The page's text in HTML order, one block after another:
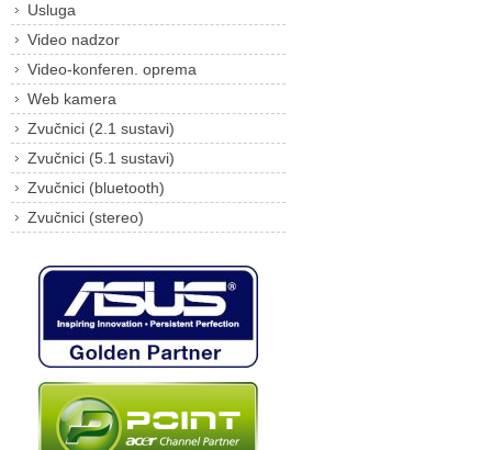
Usluga
Video nadzor
Video-konferen. oprema
Web kamera
Zvučnici (2.1 sustavi)
Zvučnici (5.1 sustavi)
Zvučnici (bluetooth)
Zvučnici (stereo)